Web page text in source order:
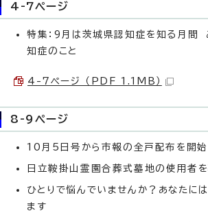
4-7ページ
特集：9月は茨城県認知症を知る月間
知症のこと
4-7ページ （PDF 1.1MB）
8-9ページ
10月5日号から市報の全戸配布を開始
日立鞍掛山霊園合葬式墓地の使用者
ひとりで悩んでいませんか？あなたに
ます